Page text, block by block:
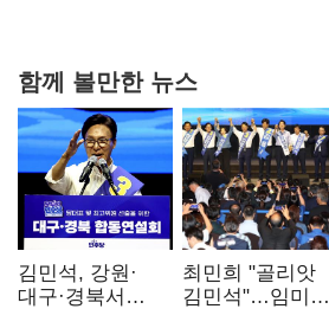
함께 볼만한 뉴스
김민석, 강원·
대구·경북서
최민희 "골리앗
김민석"…임미애